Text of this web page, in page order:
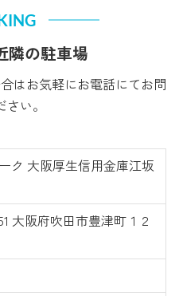
隣の駐車場
はお気軽にお電話にてお問
い。
ク 大阪厚生信用金庫江坂
大阪府吹田市豊津町１２